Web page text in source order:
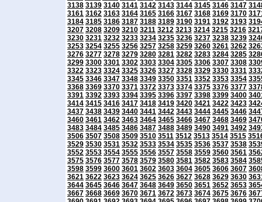
3138 3139 3140 3141 3142 3143 3144 3145 3146 3147
3161 3162 3163 3164 3165 3166 3167 3168 3169 3170
3184 3185 3186 3187 3188 3189 3190 3191 3192 3193
3207 3208 3209 3210 3211 3212 3213 3214 3215 3216
3230 3231 3232 3233 3234 3235 3236 3237 3238 3239
3253 3254 3255 3256 3257 3258 3259 3260 3261 3262
3276 3277 3278 3279 3280 3281 3282 3283 3284 3285
3299 3300 3301 3302 3303 3304 3305 3306 3307 3308
3322 3323 3324 3325 3326 3327 3328 3329 3330 3331
3345 3346 3347 3348 3349 3350 3351 3352 3353 3354
3368 3369 3370 3371 3372 3373 3374 3375 3376 3377
3391 3392 3393 3394 3395 3396 3397 3398 3399 3400
3414 3415 3416 3417 3418 3419 3420 3421 3422 3423
3437 3438 3439 3440 3441 3442 3443 3444 3445 3446
3460 3461 3462 3463 3464 3465 3466 3467 3468 3469
3483 3484 3485 3486 3487 3488 3489 3490 3491 3492
3506 3507 3508 3509 3510 3511 3512 3513 3514 3515
3529 3530 3531 3532 3533 3534 3535 3536 3537 3538
3552 3553 3554 3555 3556 3557 3558 3559 3560 3561
3575 3576 3577 3578 3579 3580 3581 3582 3583 3584
3598 3599 3600 3601 3602 3603 3604 3605 3606 3607
3621 3622 3623 3624 3625 3626 3627 3628 3629 3630
3644 3645 3646 3647 3648 3649 3650 3651 3652 3653
3667 3668 3669 3670 3671 3672 3673 3674 3675 3676